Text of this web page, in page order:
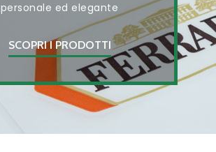
personale ed elegante
SCOPRI I PRODOTTI